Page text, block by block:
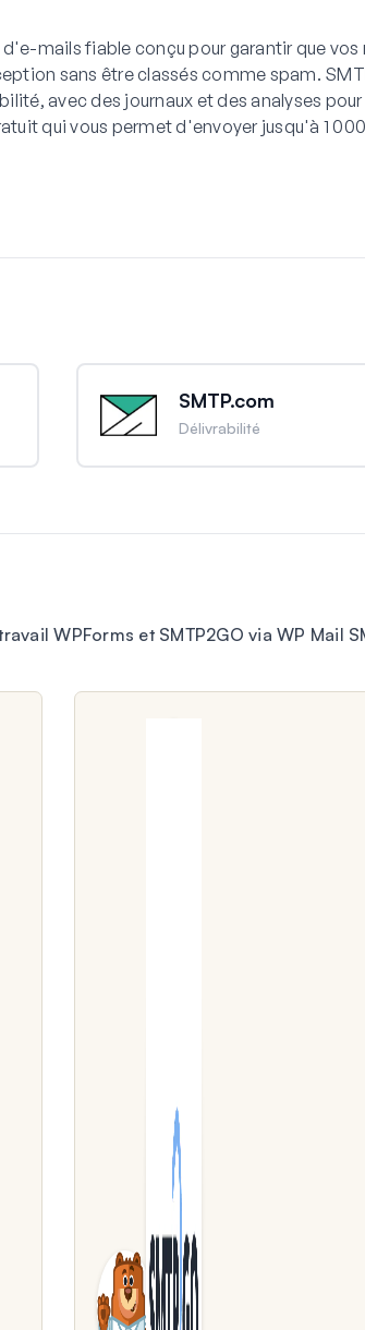
mails fiable conçu pour garantir que vos
sans être classés comme spam.
avec des journaux et des analyses pour
qui vous permet d'envoyer jusqu'à 1
SMTP.com
Délivrabilité
WPForms et SMTP2GO via WP Mail